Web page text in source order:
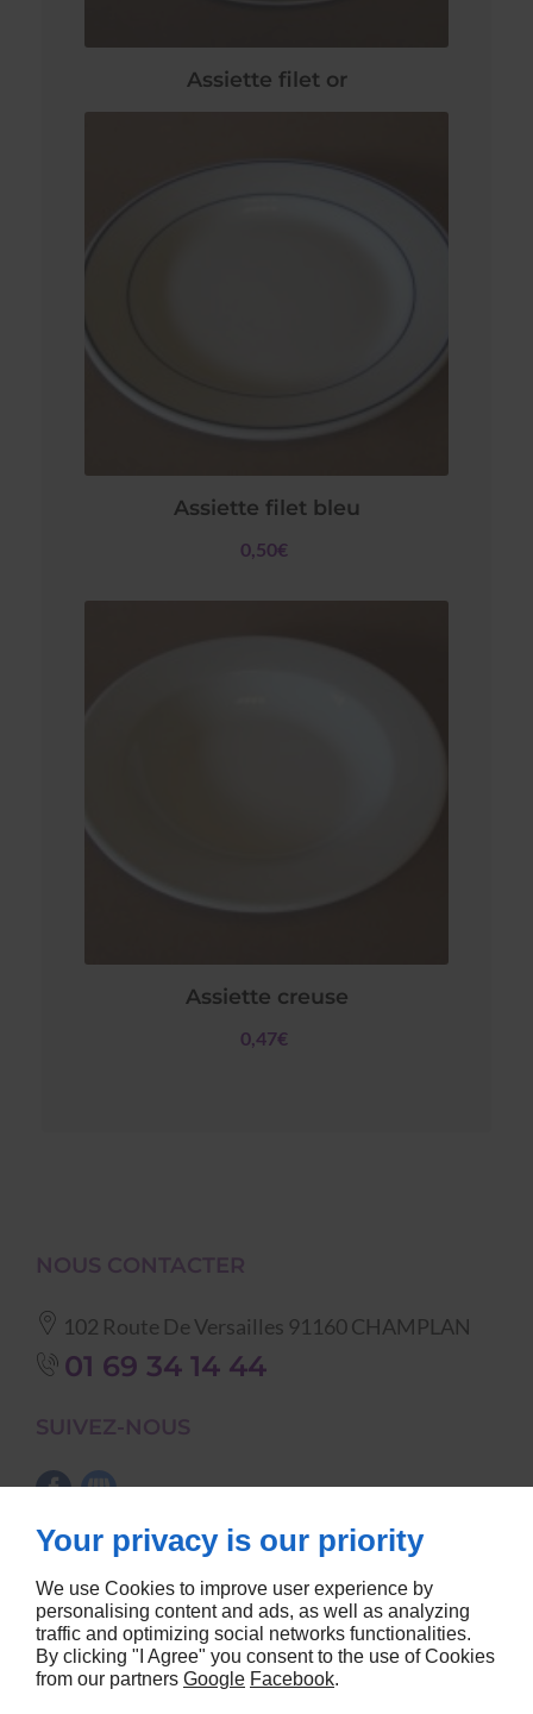
Assiette filet or
Assiette filet bleu
0,50€
Assiette creuse
0,47€
NOUS CONTACTER
102 Route De Versailles 91160CHAMPLAN
01 69 34 14 44
SUIVEZ-NOUS
NOS CATÉGORIES
vaisselle
matériel de cuisine
tables, chaises etc...
nappes et serviettes de
table
barnums
Your privacy is our priority
We use Cookies to improve user experience by
personalising content and ads, as well as analyzing
traffic and optimizing social networks functionalities.
By clicking "I Agree" you consent to the use of Cookies
from our partners Google Facebook.